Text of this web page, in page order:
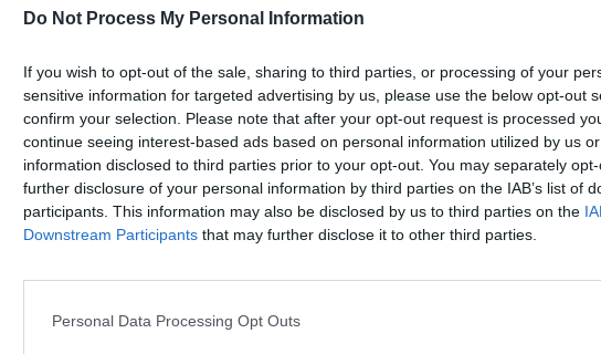
Do Not Process My Personal Information
If you wish to opt-out of the sale, sharing to third parties, or processing of your
sensitive information for targeted advertising by us, please use the below opt-out
confirm your selection. Please note that after your opt-out request is processed
continue seeing interest-based ads based on personal information utilized by us
information disclosed to third parties prior to your opt-out. You may separately
further disclosure of your personal information by third parties on the IAB’s list of
participants. This information may also be disclosed by us to third parties on the
Downstream Participants that may further disclose it to other third parties.
Personal Data Processing Opt Outs
des potimarrons et du butternut. Mais toutes les courges ne sont pas
toxiques. Quels sont les risques ? Comment faire la différence ?
un goût amer ?
de saison,
nationale de sécurité sanitaire de l’alimentation (Anses). Ces
«substances très irritantes
par le végétal «pour
1.3k
4